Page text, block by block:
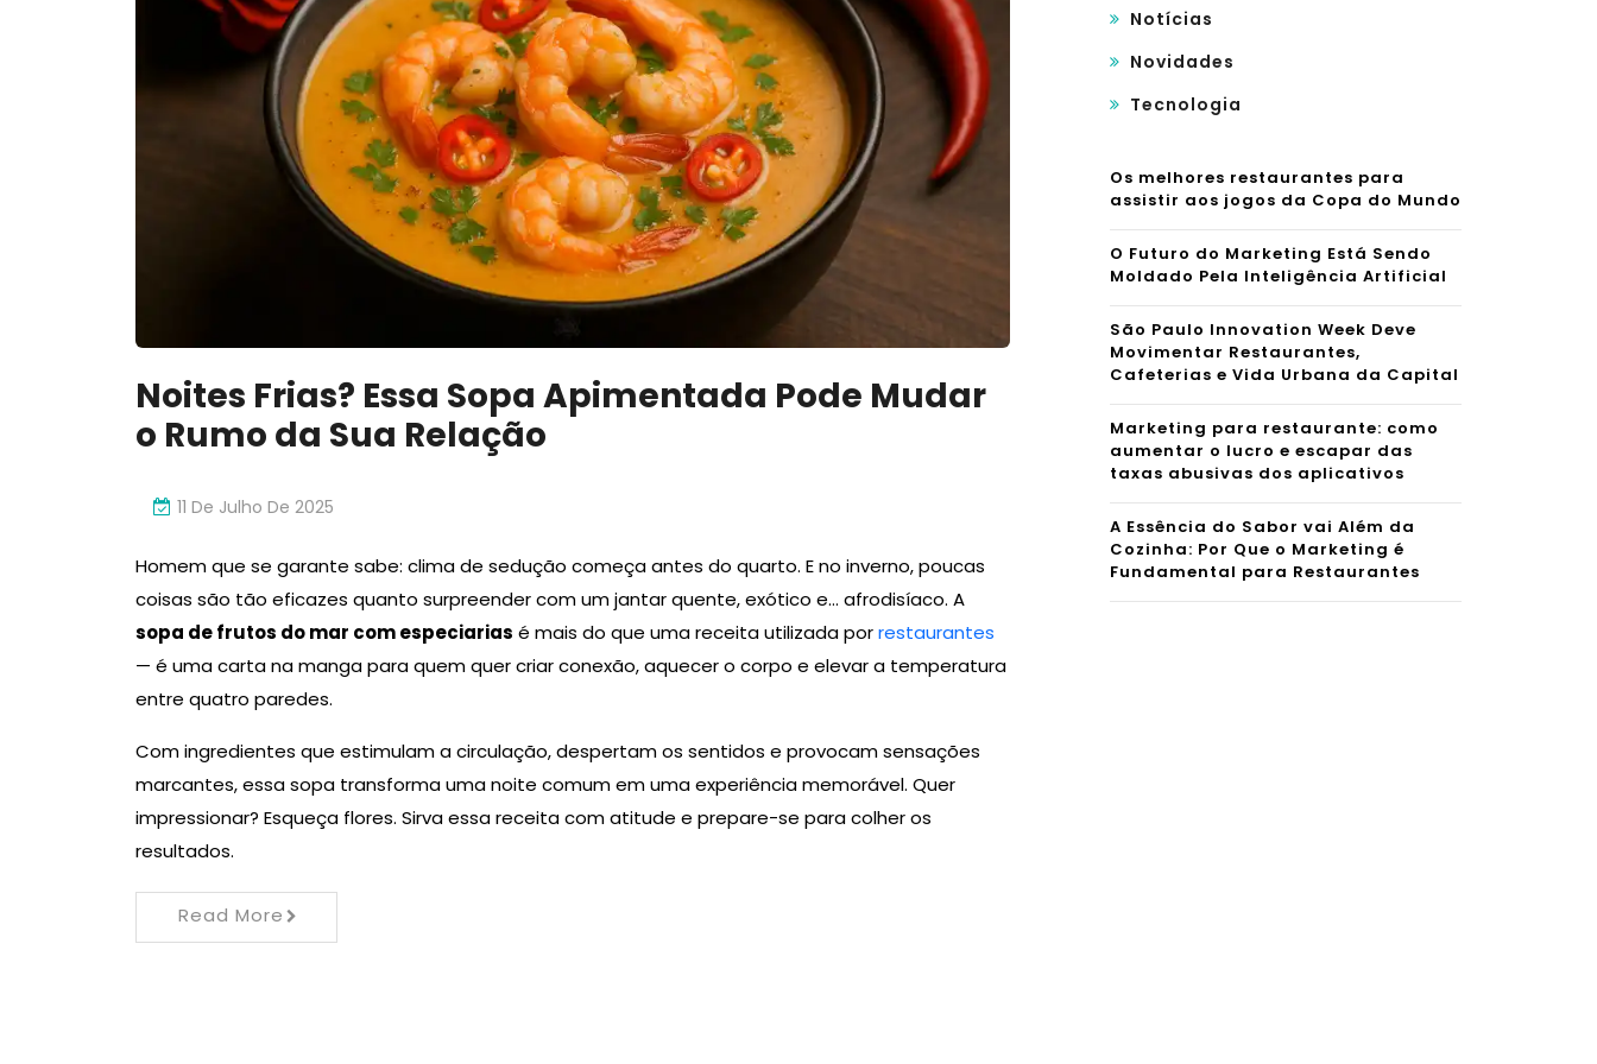
Noites Frias? Essa Sopa Apimentada Pode Mudar
o Rumo da Sua Relação
11 De Julho De 2025
Homem que se garante sabe: clima de sedução começa antes do quarto. E no inverno, poucas
coisas são tão eficazes quanto surpreender com um jantar quente, exótico e… afrodisíaco. A
sopa de frutos do mar com especiarias é mais do que uma receita utilizada porrestaurantes
— é uma carta na manga para quem quer criar conexão, aquecer o corpo e elevar a temperatura
entre quatro paredes.
Com ingredientes que estimulam a circulação, despertam os sentidos e provocam sensações
marcantes, essa sopa transforma uma noite comum em uma experiência memorável. Quer
impressionar? Esqueça flores. Sirva essa receita com atitude e prepare-se para colher os
resultados.
Read More
Notícias
Novidades
Tecnologia
Os melhores restaurantes para
assistir aos jogos da Copa do Mundo
O Futuro do Marketing Está Sendo
Moldado Pela Inteligência Artificial
São Paulo Innovation Week Deve
Movimentar Restaurantes,
Cafeterias e Vida Urbana da Capital
Marketing para restaurante: como
aumentar o lucro e escapar das
taxas abusivas dos aplicativos
A Essência do Sabor vai Além da
Cozinha: Por Que o Marketing é
Fundamental para Restaurantes